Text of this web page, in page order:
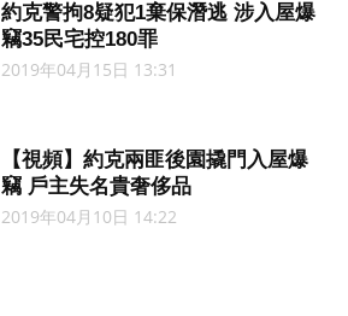
約克警拘8疑犯1棄保潛逃 涉入屋爆
竊35民宅控180罪
2019年04月15日 13:31
【視頻】約克兩匪後園撬門入屋爆
竊 戶主失名貴奢侈品
2019年04月10日 14:22